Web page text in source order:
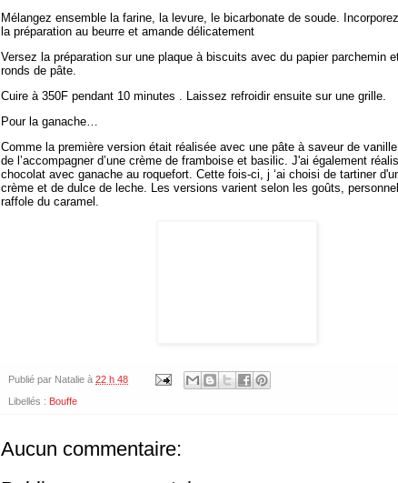
Mélangez ensemble la farine, la levure, le bicarbonate de soude.
la préparation au beurre et amande délicatement
Versez la préparation sur une plaque à biscuits avec du papier parchemin
ronds de pâte.
Cuire à 350F pendant 10 minutes . Laissez refroidir ensuite sur une grille.
Pour la ganache…
Comme la première version était réalisée avec une pâte à saveur de
de l’accompagner d’une crème de framboise et basilic. J'ai également
chocolat avec ganache au roquefort. Cette fois-ci, j ‘ai choisi de tartiner
crème et de dulce de leche. Les versions varient selon les goûts,
raffole du caramel.
Publié par Natalie à 22 h 48
Libellés : Bouffe
Aucun commentaire: